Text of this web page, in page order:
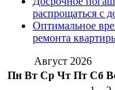
распрощаться с
Оптимальное
ремонта
Август 2026
Пн Вт Ср Чт Пт Сб